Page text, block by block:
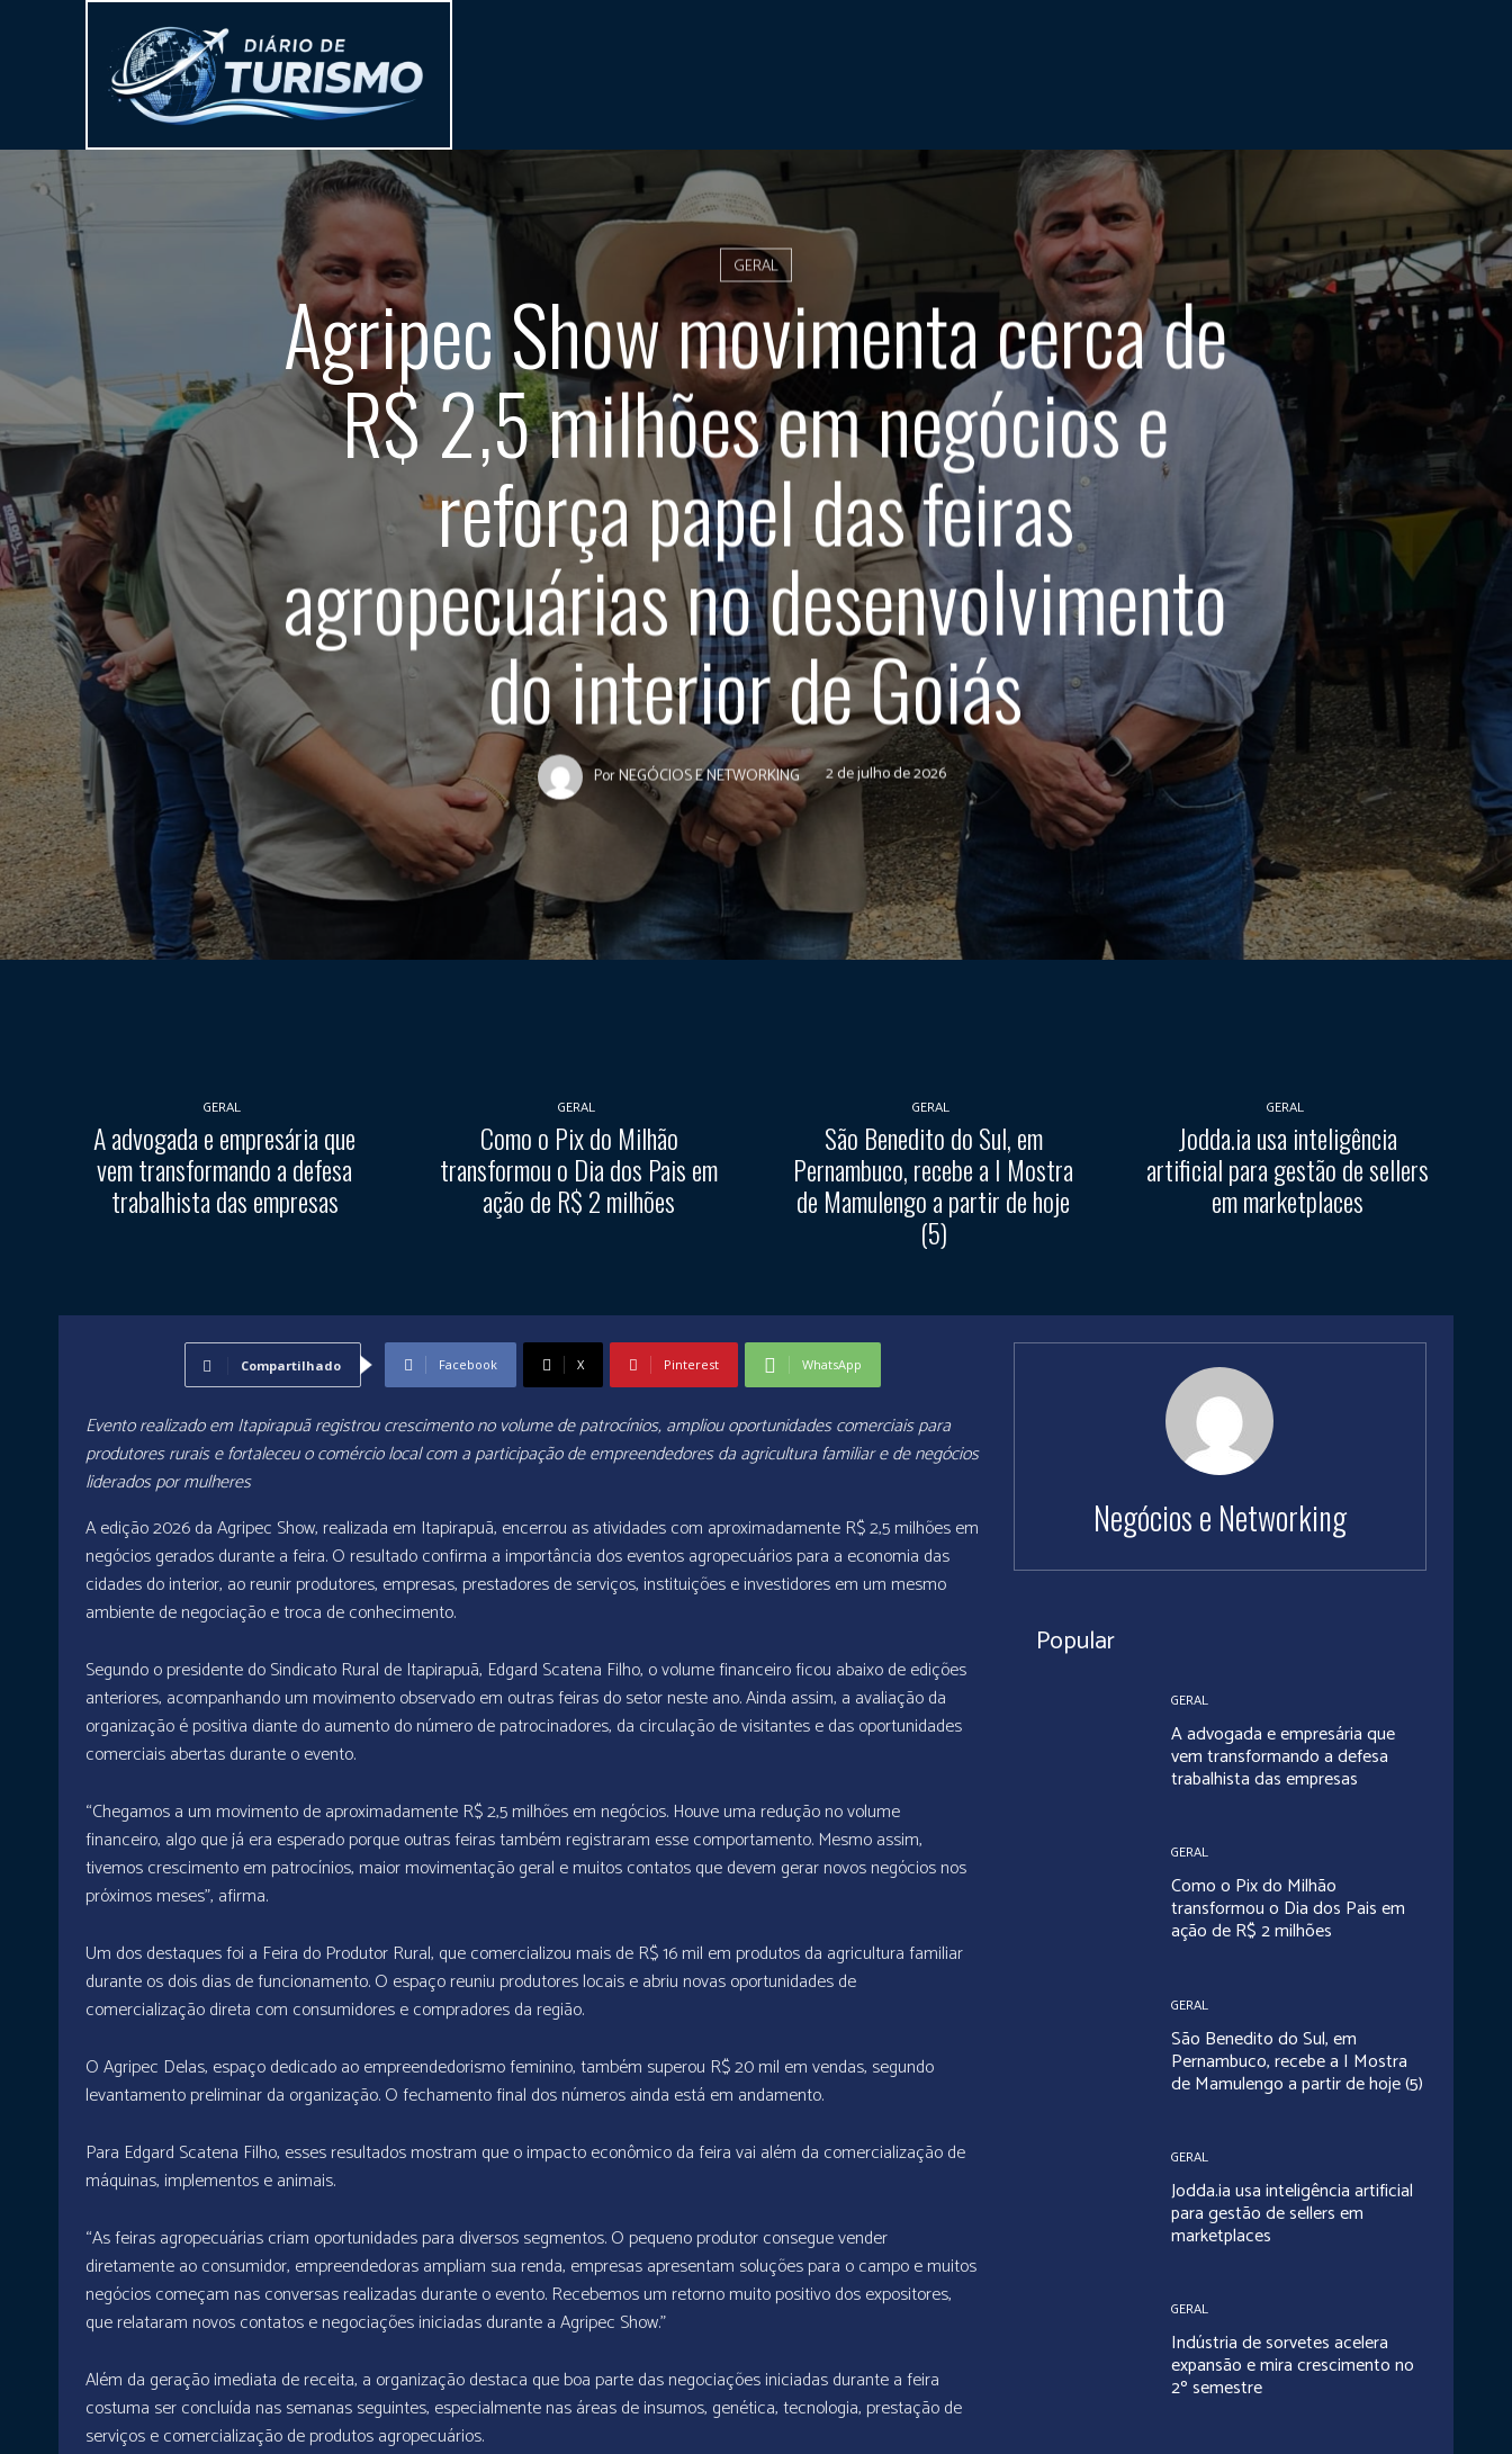
GERAL
Agripec Show movimenta cerca de
R$ 2,5 milhões em negócios e
reforça papel das feiras
agropecuárias no desenvolvimento
do interior de Goiás
PorNEGÓCIOS E NETWORKING 2 de julho de 2026
GERAL
A advogada e empresária que
vem transformando a defesa
trabalhista das empresas
GERAL
Como o Pix do Milhão
transformou o Dia dos Pais em
ação de R$ 2 milhões
GERAL
São Benedito do Sul, em
Pernambuco, recebe a I Mostra
de Mamulengo a partir de hoje
(5)
GERAL
Jodda.ia usa inteligência
artificial para gestão de sellers
em marketplaces
Compartilhado Facebook X Pinterest WhatsApp
Evento realizado em Itapirapuã registrou crescimento no volume de patrocínios, ampliou oportunidades comerciais para
produtores rurais e fortaleceu o comércio local com a participação de empreendedores da agricultura familiar e de negócios
liderados por mulheres
A edição 2026 da Agripec Show, realizada em Itapirapuã, encerrou as atividades com aproximadamente R$ 2,5 milhões em
negócios gerados durante a feira. O resultado confirma a importância dos eventos agropecuários para a economia das
cidades do interior, ao reunir produtores, empresas, prestadores de serviços, instituições e investidores em um mesmo
ambiente de negociação e troca de conhecimento.
Segundo o presidente do Sindicato Rural de Itapirapuã, Edgard Scatena Filho, o volume financeiro ficou abaixo de edições
anteriores, acompanhando um movimento observado em outras feiras do setor neste ano. Ainda assim, a avaliação da
organização é positiva diante do aumento do número de patrocinadores, da circulação de visitantes e das oportunidades
comerciais abertas durante o evento.
“Chegamos a um movimento de aproximadamente R$ 2,5 milhões em negócios. Houve uma redução no volume
financeiro, algo que já era esperado porque outras feiras também registraram esse comportamento. Mesmo assim,
tivemos crescimento em patrocínios, maior movimentação geral e muitos contatos que devem gerar novos negócios nos
próximos meses”, afirma.
Um dos destaques foi a Feira do Produtor Rural, que comercializou mais de R$ 16 mil em produtos da agricultura familiar
durante os dois dias de funcionamento. O espaço reuniu produtores locais e abriu novas oportunidades de
comercialização direta com consumidores e compradores da região.
O Agripec Delas, espaço dedicado ao empreendedorismo feminino, também superou R$ 20 mil em vendas, segundo
levantamento preliminar da organização. O fechamento final dos números ainda está em andamento.
Para Edgard Scatena Filho, esses resultados mostram que o impacto econômico da feira vai além da comercialização de
máquinas, implementos e animais.
“As feiras agropecuárias criam oportunidades para diversos segmentos. O pequeno produtor consegue vender
diretamente ao consumidor, empreendedoras ampliam sua renda, empresas apresentam soluções para o campo e muitos
negócios começam nas conversas realizadas durante o evento. Recebemos um retorno muito positivo dos expositores,
que relataram novos contatos e negociações iniciadas durante a Agripec Show.”
Além da geração imediata de receita, a organização destaca que boa parte das negociações iniciadas durante a feira
costuma ser concluída nas semanas seguintes, especialmente nas áreas de insumos, genética, tecnologia, prestação de
serviços e comercialização de produtos agropecuários.
Negócios e Networking
Popular
GERAL
A advogada e empresária que
vem transformando a defesa
trabalhista das empresas
GERAL
Como o Pix do Milhão
transformou o Dia dos Pais em
ação de R$ 2 milhões
GERAL
São Benedito do Sul, em
Pernambuco, recebe a I Mostra
de Mamulengo a partir de hoje (5)
GERAL
Jodda.ia usa inteligência artificial
para gestão de sellers em
marketplaces
GERAL
Indústria de sorvetes acelera
expansão e mira crescimento no
2º semestre